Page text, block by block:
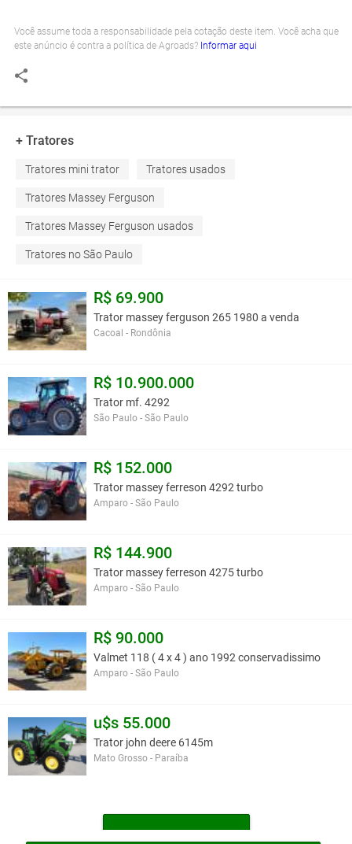
Você assume toda a responsabilidade pela cotação deste item. Você acha que
este anúncio é contra a política de Agroads? Informar aqui
+ Tratores
Tratores mini trator Tratores usados
Tratores Massey Ferguson
Tratores Massey Ferguson usados
Tratores no São Paulo
R$ 69.900
Trator massey ferguson 265 1980 a venda
Cacoal - Rondônia
R$ 10.900.000
Trator mf. 4292
São Paulo - São Paulo
R$ 152.000
Trator massey ferreson 4292 turbo
Amparo - São Paulo
R$ 144.900
Trator massey ferreson 4275 turbo
Amparo - São Paulo
R$ 90.000
Valmet 118 ( 4 x 4 ) ano 1992 conservadissimo
Amparo - São Paulo
u$s 55.000
Trator john deere 6145m
Mato Grosso - Paraíba